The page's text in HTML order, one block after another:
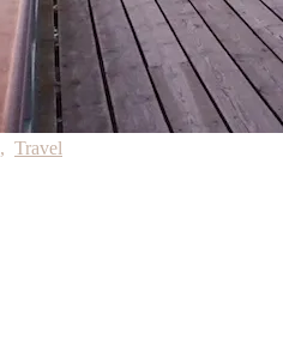
, Travel